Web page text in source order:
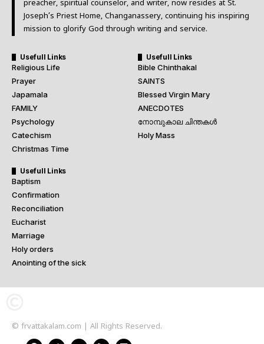
preacher, spiritual counselor, and writer, now resides at St.
Joseph’s Priest Home, Changanassery, continuing his inspiring
mission to glorify God through writing and service.
Usefull Links
Religious Life
Prayer
Japamala
FAMILY
Psychology
Catechism
Christmas Time
Usefull Links
Bible Chinthakal
SAINTS
Blessed Virgin Mary
ANECDOTES
നോമ്പുകാല ചിന്തകൾ
Holy Mass
Usefull Links
Baptism
Confirmation
Reconciliation
Eucharist
Marriage
Holy orders
Anointing of the sick
© frvattakalam.com | All Rights Reserved.